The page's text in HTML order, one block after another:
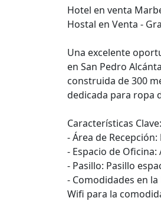
Hotel en venta
Hostal en Venta -
Una excelente
en San Pedro
construida de 300
dedicada para ropa
Características Clave:
- Área de
- Espacio de
- Pasillo: Pasillo
- Comodidades en
Wifi para la